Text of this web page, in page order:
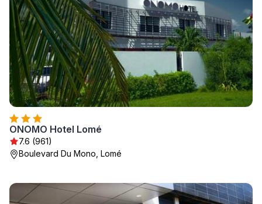
ONOMO Hotel Lomé
7.6 (961)
Boulevard Du Mono, Lomé